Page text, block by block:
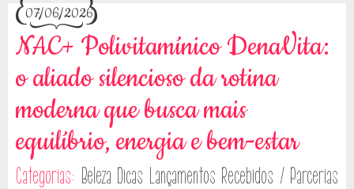
07/06/2026
NAC+ Polivitamínico DenaVita:
o aliado silencioso da rotina
moderna que busca mais
equilíbrio, energia e bem-estar
Categorias: Beleza Dicas Lançamentos Recebidos / Parcerias